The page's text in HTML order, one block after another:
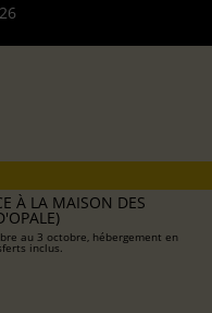
À LA MAISON DES
au 3 octobre, hébergement en
inclus.